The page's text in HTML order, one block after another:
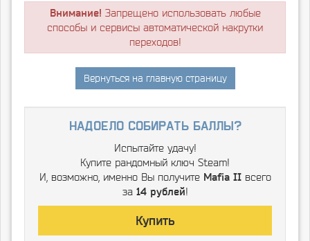
Внимание! Запрещено использовать любые
способы и сервисы автоматической накрутки
переходов!
Вернуться на главную страницу
надоело собирать баллы?
Испытайте удачу!
Купите рандомный ключ Steam!
И, возможно, именно Вы получите Mafia IIвсего
за 14 рублей!
Купить